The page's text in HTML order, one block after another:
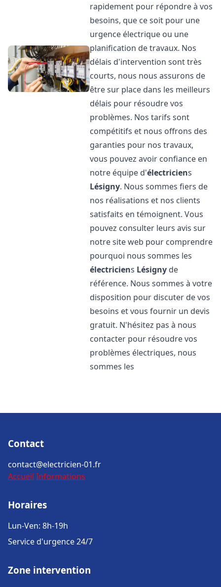
rapidement pour répondre à vos
besoins, que ce soit pour une
urgence électrique ou une
planification de travaux. Nos
délais d'intervention sont très
courts, nous nous assurons de
être sur place dans les meilleurs
délais pour résoudre vos
problèmes. Nos tarifs sont
compétitifs et nous offrons des
garanties pour nos travaux,
vous pouvez avoir confiance en
notre équipe d'électriciens
Lésigny. Nous sommes fiers de
nos réalisations et nos clients
satisfaits en témoignent. Vous
pouvez consulter leurs avis sur
notre site web pour comprendre
pourquoi nous sommes les
électriciens Lésigny de
référence. Nous sommes à votre
disposition pour discuter de vos
besoins et vous fournir un devis
gratuit. N'hésitez pas à nous
contacter pour résoudre vos
problèmes électriques, nous
sommes les
Contact
contact@electricien-01.fr
Accueil Informations
Horaires
Lun-Ven: 8h-19h
Service d'urgence 24/7
Zone intervention